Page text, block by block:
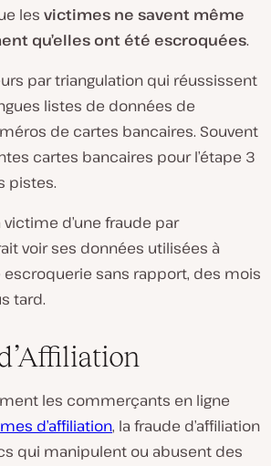
les victimes ne savent même
qu’elles ont été escroquées.
par triangulation qui réussissent
listes de données de
de cartes bancaires. Souvent
cartes bancaires pour l’étape 3
pistes.
victime d’une fraude par
voir ses données utilisées à
escroquerie sans rapport, des mois
tard.
les commerçants en ligne
d’affiliation, la fraude d’affiliation
qui manipulent ou abusent des